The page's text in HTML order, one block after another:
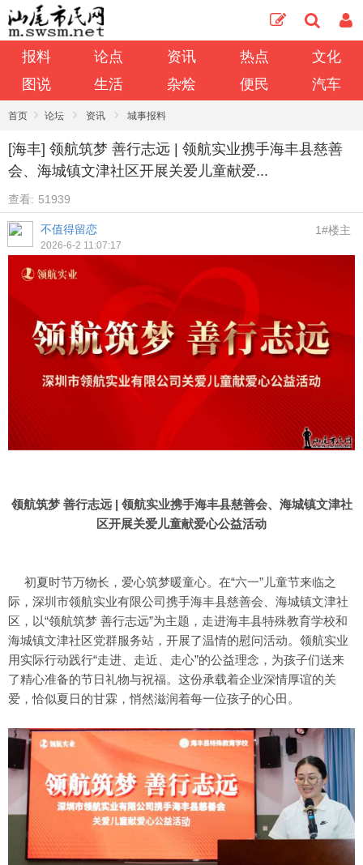
报料 论点 资讯 热点
文化
图说
生活 杂烩 便民 汽车
首页 › 论坛 › 资讯 › 城事报料
[海丰] 领航筑梦 善行志远 | 领航实业携手海丰县慈善
会、海城镇文津社区开展关爱儿童献爱...
查看: 51939
不值得留恋
2026-6-2 11:07:17
1#楼主
领航筑梦 善行志远 | 领航实业携手海丰县慈善会、海城镇文津社
区开展关爱儿童献爱心公益活动
初夏时节万物长，爱心筑梦暖童心。在“六一”儿童节来临之
际，深圳市领航实业有限公司携手海丰县慈善会、海城镇文津社
区，以“领航筑梦 善行志远”为主题，走进海丰县特殊教育学校和
海城镇文津社区党群服务站，开展了温情的慰问活动。领航实业
用实际行动践行“走进、走近、走心”的公益理念，为孩子们送来
了精心准备的节日礼物与祝福。这份承载着企业深情厚谊的关
爱，恰似夏日的甘霖，悄然滋润着每一位孩子的心田。